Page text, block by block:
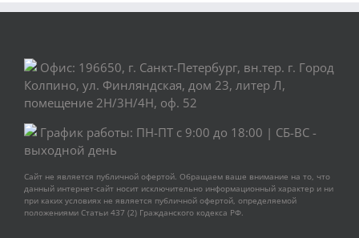
Офис: 196650, г. Санкт-Петербург, вн.тер. г. Город
Колпино, ул. Финляндская, дом 23, литер Л,
помещение 2Н/3Н/4Н, оф. 52
График работы: ПН-ПТ с 9:00 до 18:00 | СБ-ВС -
выходной день
Сайт не является публичной офертой. Обращаем ваше внимание на то, что
данный интернет-сайт носит исключительно информационный характер и ни
при каких условиях не является публичной офертой, определяемой
положениями Статьи 437 (2) Гражданского кодекса РФ.